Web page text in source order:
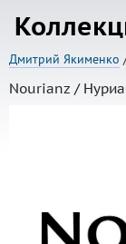
Дмитрий Якименко
Nourianz /